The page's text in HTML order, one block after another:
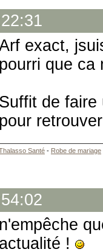
exact,
pourri que ca
Suffit de faire
pour
Santé - Robe de mariage
n'empêche
actualité !